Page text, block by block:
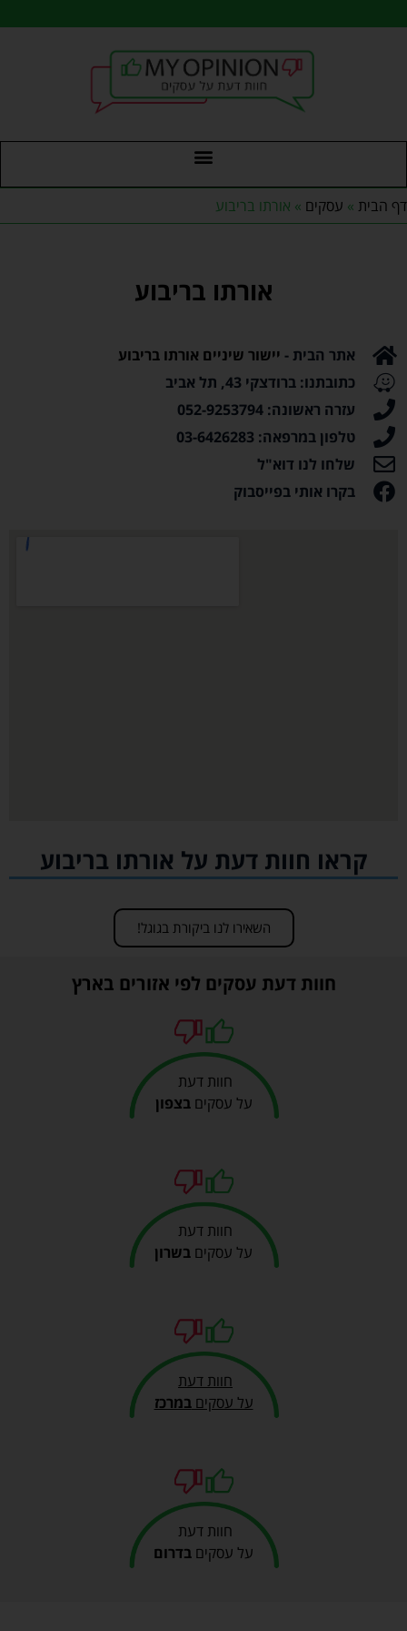
דף הבית » עסקים » אורתו בריבוע
אורתו בריבוע
אתר הבית - יישור שיניים אורתו בריבוע
כתובתנו: ברודצקי 43, תל אביב
עזרה ראשונה: 052-9253794
טלפון במרפאה: 03-6426283
שלחו לנו דוא"ל
בקרו אותי בפייסבוק
קראו חוות דעת על אורתו בריבוע
השאירו לנו ביקורת בגוגל!
חוות דעת עסקים לפי אזורים בארץ
חוות דעת
על עסקיםבצפון
חוות דעת
על עסקים בשרון
חוות דעת
על עסקיםבמרכז
חוות דעת
על עסקים בדרום